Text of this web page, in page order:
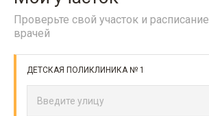
Проверьте свой участок и расписание
врачей
ДЕТСКАЯ ПОЛИКЛИНИКА № 1